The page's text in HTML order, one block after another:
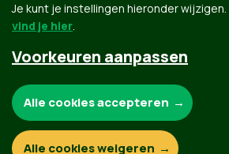
Groen.be
Contact
Je kunt je instellingen hieronder wijzigen.
vind je hier.
Voorkeuren aanpassen
Functionele en analytische cookies:
Alle cookies accepteren
Alle cookies weigeren